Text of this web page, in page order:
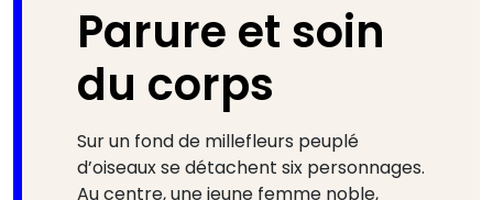
Parure et soin
du corps
Sur un fond de millefleurs peuplé
d’oiseaux se détachent six personnages.
Au centre, une jeune femme noble,